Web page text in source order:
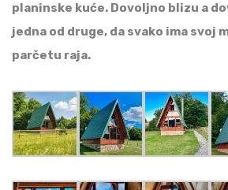
planinske kuće. Dovoljno blizu a
jedna od druge, da svako ima svoj
parčetu raja.